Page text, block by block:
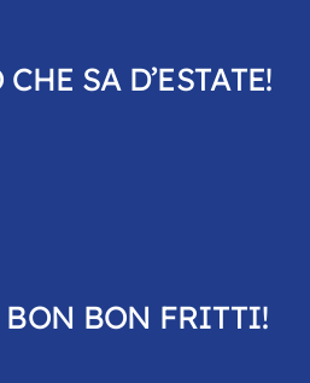
SA D’ESTATE!
BON BON FRITTI!